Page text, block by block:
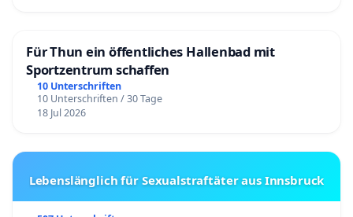
Für Thun ein öffentliches Hallenbad mit
Sportzentrum schaffen
10 Unterschriften
10 Unterschriften / 30 Tage
18 Jul 2026
Lebenslänglich für Sexualstraftäter aus Innsbruck